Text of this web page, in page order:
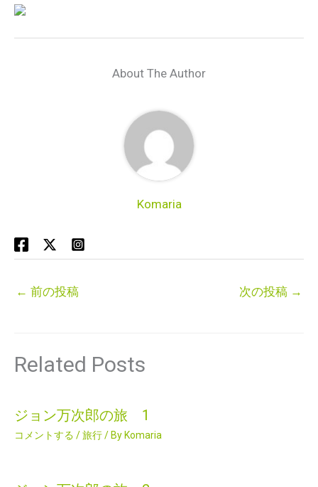
About The Author
Komaria
← 前の投稿 次の投稿 →
Related Posts
ジョン万次郎の旅 1
コメントする /旅行/ By Komaria